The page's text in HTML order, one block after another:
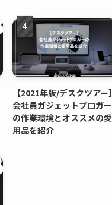
【2021年版/デスクツアー】
会社員ガジェットブロガー
の作業環境とオススメの愛
用品を紹介